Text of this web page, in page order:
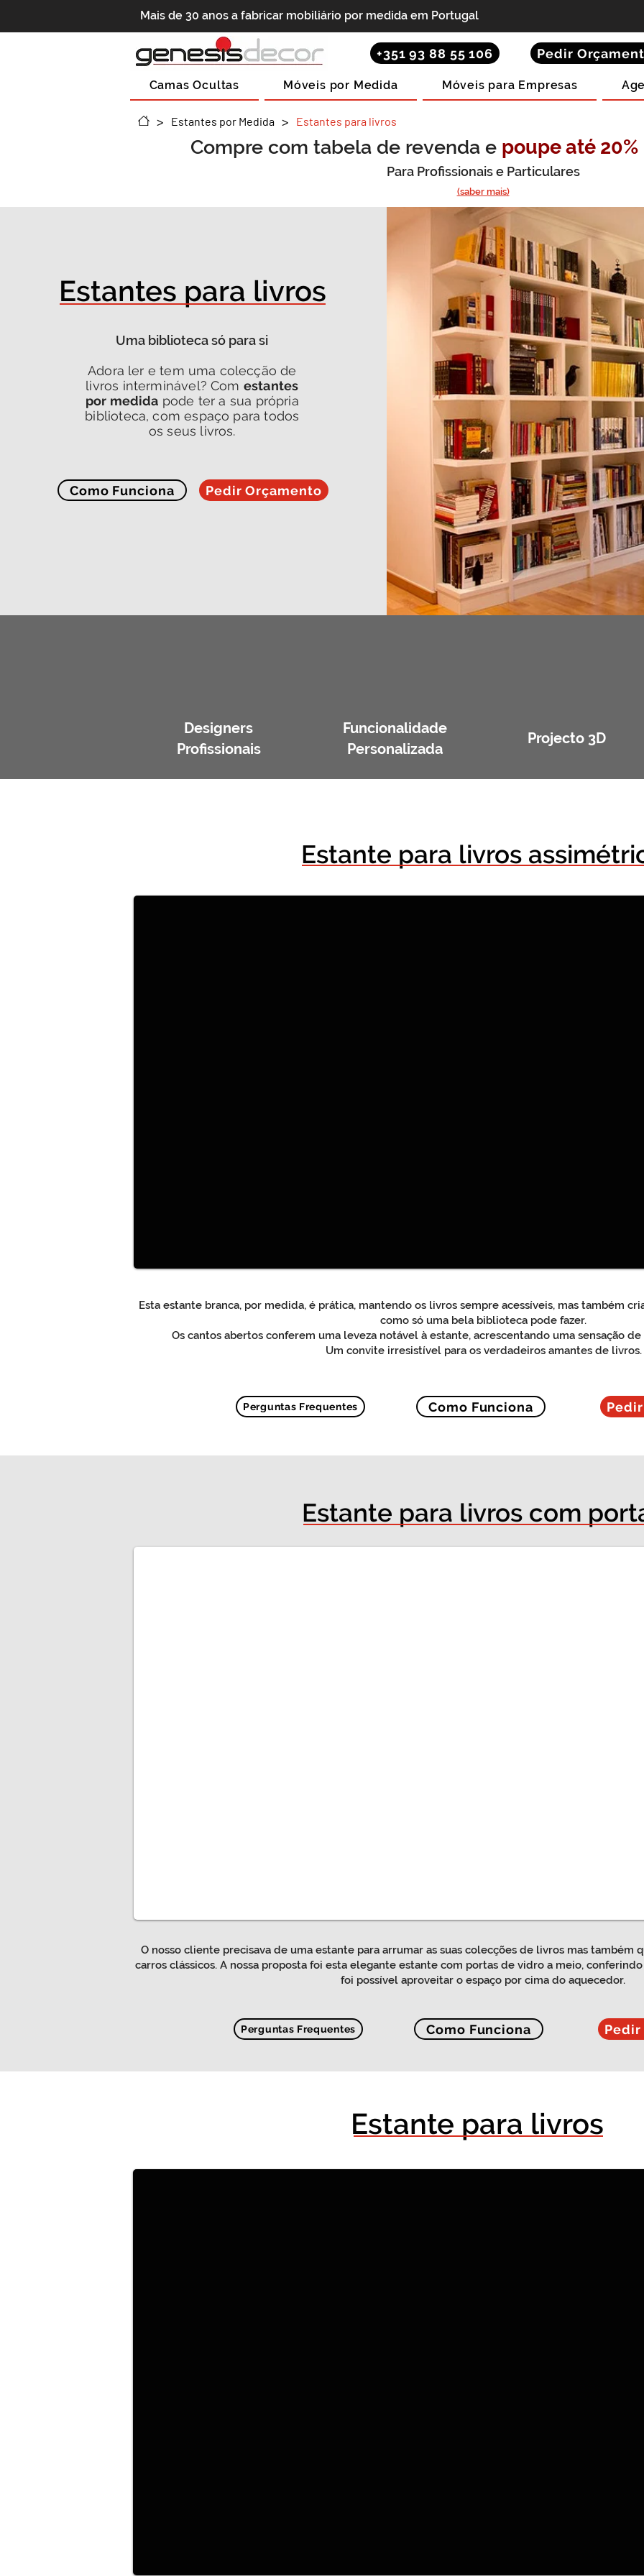
Mais de 30 anos a fabricar mobiliário por medida em Portugal
+351 93 88 55 106 Pedir
Camas Ocultas Móveis por Medida Móveis para Empresas
> Estantes por Medida > Estantes para livros
Compre com tabela de revenda e poupe até 20%
Para Profissionais e Particulares
(saber mais)
Estantes para livros
Uma biblioteca só para si
Adora ler e tem uma colecção de
livros interminável? Com estantes
por medida pode ter a sua própria
biblioteca, com espaço para todos
os seus livros.
Como Funciona Pedir Orçamento
Designers
Profissionais
Funcionalidade
Personalizada
Projecto 3D
Estante para livros
Esta estante branca, por medida, é prática, mantendo os livros sempre acessíveis, mas também
como só uma bela biblioteca pode fazer.
Os cantos abertos conferem uma leveza notável à estante, acrescentando uma sensação
Um convite irresistível para os verdadeiros amantes de livros.
Perguntas Frequentes Como Funciona
Estante para livros com
O nosso cliente precisava de uma estante para arrumar as suas colecções de livros mas também
carros clássicos. A nossa proposta foi esta elegante estante com portas de vidro a meio,
foi possível aproveitar o espaço por cima do aquecedor.
Perguntas Frequentes Como Funciona
Estante para livros